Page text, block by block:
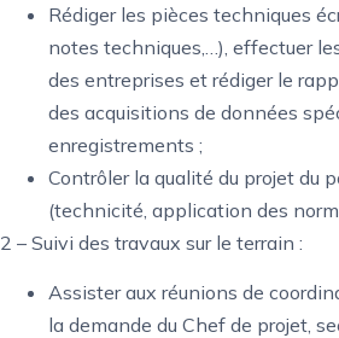
Rédiger les pièces techniques
notes techniques,…), effectuer
des entreprises et rédiger le
des acquisitions de données
enregistrements ;
Contrôler la qualité du projet du
(technicité, application des
2 – Suivi des travaux sur le terrain :
Assister aux réunions de
la demande du Chef de projet,